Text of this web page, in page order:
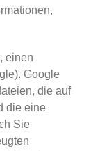
einen
Google
die auf
die eine
Sie